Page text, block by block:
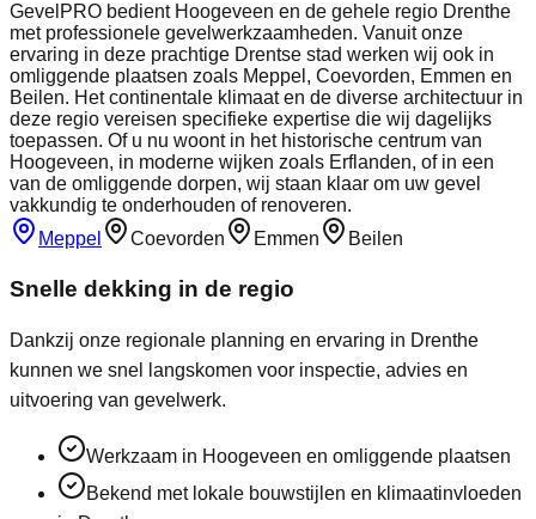
GevelPRO bedient Hoogeveen en de gehele regio Drenthe
met professionele gevelwerkzaamheden. Vanuit onze
ervaring in deze prachtige Drentse stad werken wij ook in
omliggende plaatsen zoals Meppel, Coevorden, Emmen en
Beilen. Het continentale klimaat en de diverse architectuur in
deze regio vereisen specifieke expertise die wij dagelijks
toepassen. Of u nu woont in het historische centrum van
Hoogeveen, in moderne wijken zoals Erflanden, of in een
van de omliggende dorpen, wij staan klaar om uw gevel
vakkundig te onderhouden of renoveren.
Meppel
Coevorden Emmen Beilen
Snelle dekking in de regio
Dankzij onze regionale planning en ervaring in Drenthe
kunnen we snel langskomen voor inspectie, advies en
uitvoering van gevelwerk.
Werkzaam in Hoogeveen en omliggende plaatsen
Bekend met lokale bouwstijlen en klimaatinvloeden